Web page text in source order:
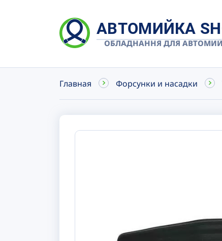
АВТОМИЙКА
ОБЛАДНАННЯ ДЛЯ
Главная Форсунки и насадки